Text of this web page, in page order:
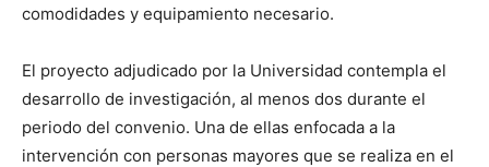
comodidades y equipamiento necesario.
El proyecto adjudicado por la Universidad contempla el
desarrollo de investigación, al menos dos durante el
periodo del convenio. Una de ellas enfocada a la
intervención con personas mayores que se realiza en el